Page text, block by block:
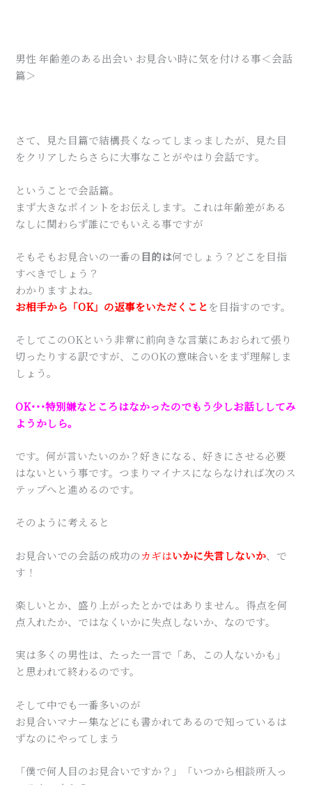
男性 年齢差のある出会い お見合い時に気を付ける事＜会話
篇＞
さて、見た目篇で結構長くなってしまっましたが、見た目
をクリアしたらさらに大事なことがやはり会話です。
ということで会話篇。
まず大きなポイントをお伝えします。これは年齢差がある
なしに関わらず誰にでもいえる事ですが
そもそもお見合いの一番の目的は何でしょう？どこを目指
すべきでしょう？
わかりますよね。
お相手から「OK」の返事をいただくこと を目指すのです。
そしてこのOKという非常に前向きな言葉にあおられて張り
切ったりする訳ですが、このOKの意味合いをまず理解しま
しょう。
OK･･･特別嫌なところはなかったのでもう少しお話ししてみ
ようかしら。
です。何が言いたいのか？好きになる、好きにさせる必要
はないという事です。つまりマイナスにならなければ次のス
テップへと進めるのです。
そのように考えると
お見合いでの会話の成功のカギはいかに失言しないか、で
す！
楽しいとか、盛り上がったとかではありません。得点を何
点入れたか、ではなくいかに失点しないか、なのです。
実は多くの男性は、たった一言で「あ、この人ないかも」
と思われて終わるのです。
そして中でも一番多いのが
お見合いマナー集などにも書かれてあるので知っているは
ずなのにやってしまう
「僕で何人目のお見合いですか？」「いつから相談所入っ